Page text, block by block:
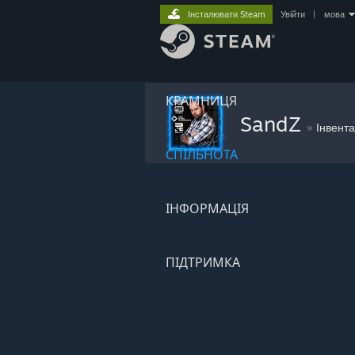
КРАМНИЦЯ
СПІЛЬНОТА
ІНФОРМАЦІЯ
ПІДТРИМКА
Інсталювати Steam Увійти мова
SandZ »